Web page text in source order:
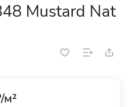
Mustard Nat
м²